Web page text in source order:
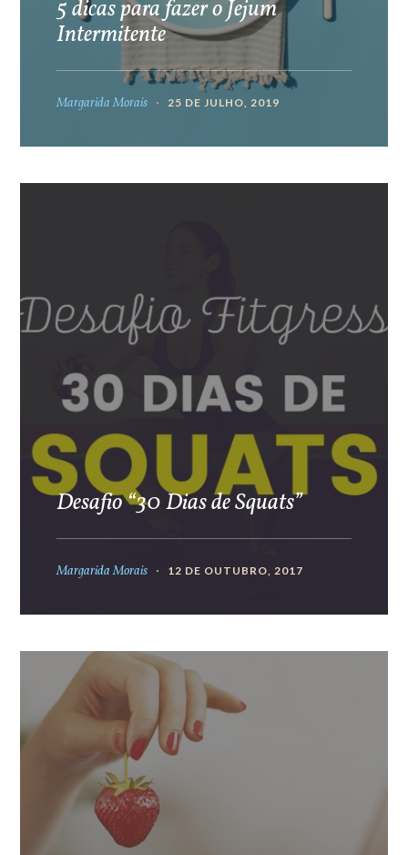
5 dicas para fazer o Jejum
Intermitente
Margarida Morais 25 DE JULHO, 2019
Desafio “30 Dias de Squats”
Margarida Morais 12 DE OUTUBRO, 2017